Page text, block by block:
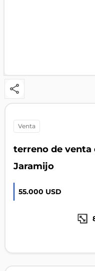
venta
terreno de venta
Jaramijo
55.000 USD